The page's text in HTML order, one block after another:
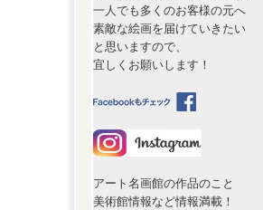
一人でも多くのお客様の元へ
素敵な絵画を届けていきたい
と思いますので、
宜しくお願いします！
アート名画館の作品のこと
美術館情報など情報満載！